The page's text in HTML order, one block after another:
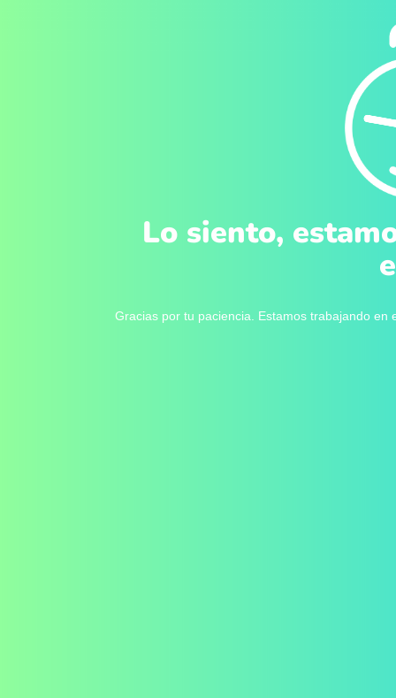
Lo siento,
Gracias por tu paciencia. Estamos trabajando en